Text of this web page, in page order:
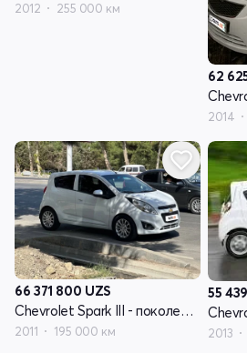
2012 255 000 км
62
2014
66 371 800 UZS
Chevrolet Spark III - поколение
2011 195 000 км
55
2013